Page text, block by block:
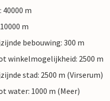
40000 m
m
bebouwing: 300 m
winkelmogelijkheid: 2500 m
stad: 2500 m (Virserum)
water: 1000 m (Meer)